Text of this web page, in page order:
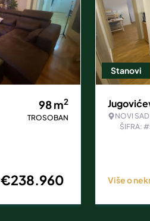
98m2
TROSOBAN
€238.960
Stanovi
NOVI SAD
ŠIFRA:
Više o